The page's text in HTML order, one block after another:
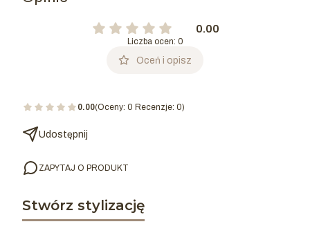
0.00
Liczba ocen: 0
Oceń i opisz
0.00(Oceny: 0 Recenzje: 0)
Udostępnij
ZAPYTAJ O PRODUKT
Stwórz stylizację